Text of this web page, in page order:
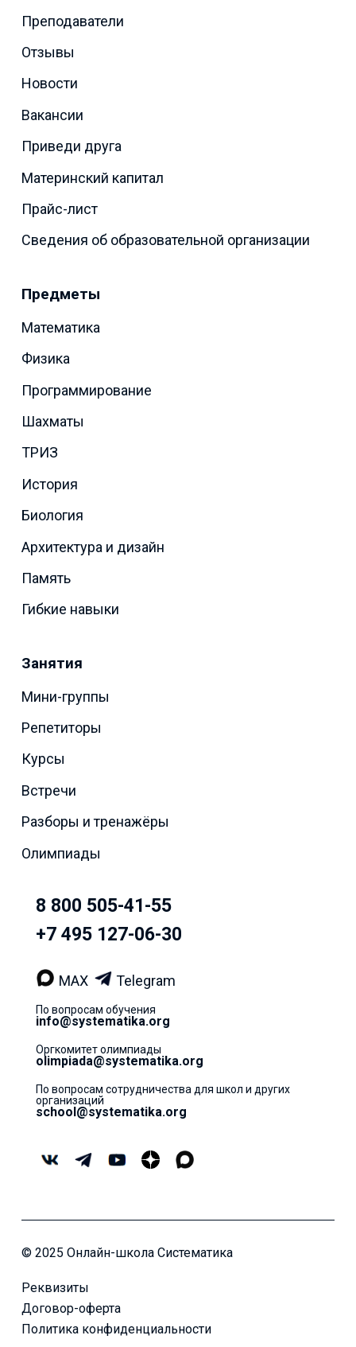
Преподаватели
Отзывы
Новости
Вакансии
Приведи друга
Материнский капитал
Прайс-лист
Сведения об образовательной организации
Предметы
Математика
Физика
Программирование
Шахматы
ТРИЗ
История
Биология
Архитектура и дизайн
Память
Гибкие навыки
Занятия
Мини-группы
Репетиторы
Курсы
Встречи
Разборы и тренажёры
Олимпиады
8 800 505-41-55
+7 495 127-06-30
MAX Telegram
По вопросам обучения
info@systematika.org
Оргкомитет олимпиады
olimpiada@systematika.org
По вопросам сотрудничества для школ и других
организаций
school@systematika.org
© 2025 Онлайн-школа Систематика
Реквизиты
Договор-оферта
Политика конфиденциальности